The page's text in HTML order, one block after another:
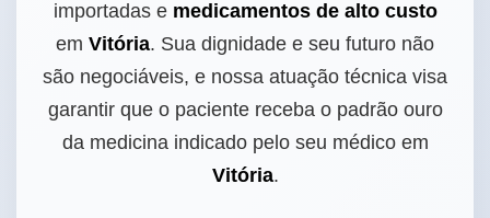
importadas e medicamentos de alto custo
em Vitória. Sua dignidade e seu futuro não
são negociáveis, e nossa atuação técnica visa
garantir que o paciente receba o padrão ouro
da medicina indicado pelo seu médico em
Vitória.